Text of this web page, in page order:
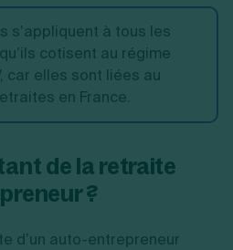
s’appliquent à tous les
cotisent au régime
car elles sont liées au
en France.
de la retraite
?
d’un auto-entrepreneur